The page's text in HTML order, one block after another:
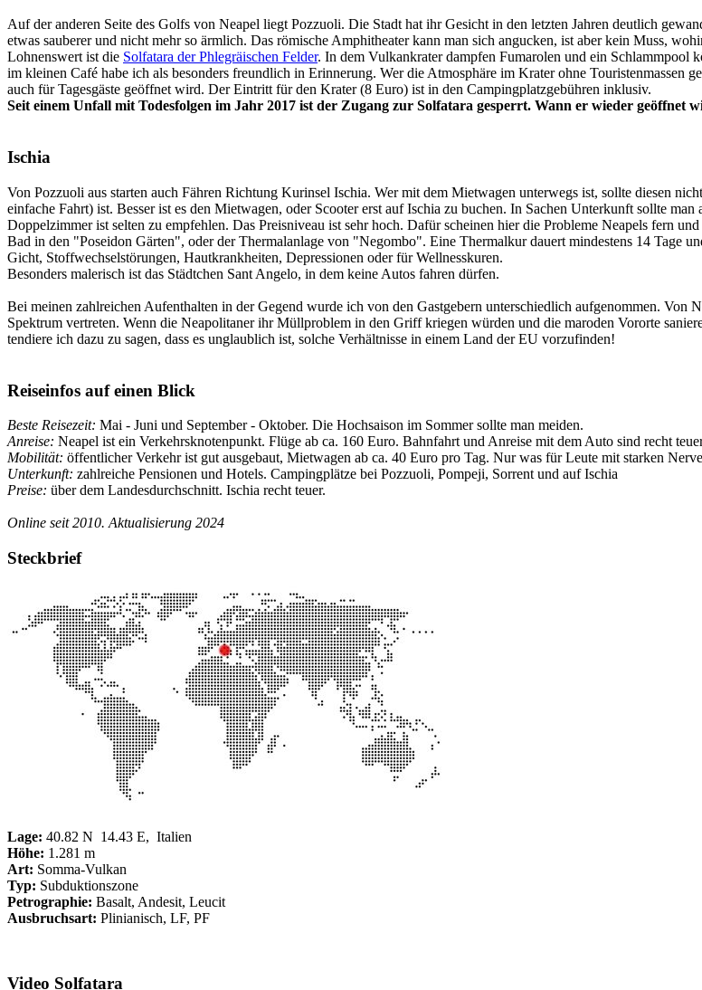
Auf der anderen Seite des Golfs von Neapel liegt Pozzuoli. Die Stadt hat ihr Gesicht in den letzten Jahren deutlich
etwas sauberer und nicht mehr so ärmlich. Das römische Amphitheater kann man sich angucken, ist aber kein Muss,
Lohnenswert ist die Solfatara der Phlegräischen Felder. In dem Vulkankrater dampfen Fumarolen und ein Schlammpool
im kleinen Café habe ich als besonders freundlich in Erinnerung. Wer die Atmosphäre im Krater ohne Touristenmassen
auch für Tagesgäste geöffnet wird. Der Eintritt für den Krater (8 Euro) ist in den Campingplatzgebühren inklusiv.
Seit einem Unfall mit Todesfolgen im Jahr 2017 ist der Zugang zur Solfatara gesperrt. Wann er wieder geöffnet
Ischia
Von Pozzuoli aus starten auch Fähren Richtung Kurinsel Ischia. Wer mit dem Mietwagen unterwegs ist, sollte diesen
einfache Fahrt) ist. Besser ist es den Mietwagen, oder Scooter erst auf Ischia zu buchen. In Sachen Unterkunft sollte
Doppelzimmer ist selten zu empfehlen. Das Preisniveau ist sehr hoch. Dafür scheinen hier die Probleme Neapels fern
Bad in den "Poseidon Gärten", oder der Thermalanlage von "Negombo". Eine Thermalkur dauert mindestens 14 Tage
Gicht, Stoffwechselstörungen, Hautkrankheiten, Depressionen oder für Wellnesskuren.
Besonders malerisch ist das Städtchen Sant Angelo, in dem keine Autos fahren dürfen.
Bei meinen zahlreichen Aufenthalten in der Gegend wurde ich von den Gastgebern unterschiedlich aufgenommen. Von
Spektrum vertreten. Wenn die Neapolitaner ihr Müllproblem in den Griff kriegen würden und die maroden Vororte
tendiere ich dazu zu sagen, dass es unglaublich ist, solche Verhältnisse in einem Land der EU vorzufinden!
Reiseinfos auf einen Blick
Beste Reisezeit: Mai - Juni und September - Oktober. Die Hochsaison im Sommer sollte man meiden.
Anreise: Neapel ist ein Verkehrsknotenpunkt. Flüge ab ca. 160 Euro. Bahnfahrt und Anreise mit dem Auto sind recht
Mobilität: öffentlicher Verkehr ist gut ausgebaut, Mietwagen ab ca. 40 Euro pro Tag. Nur was für Leute mit starken
Unterkunft: zahlreiche Pensionen und Hotels. Campingplätze bei Pozzuoli, Pompeji, Sorrent und auf Ischia
Preise: über dem Landesdurchschnitt. Ischia recht teuer.
Online seit 2010. Aktualisierung 2024
Steckbrief
Lage: 40.82 N 14.43 E, Italien
Höhe: 1.281 m
Art: Somma-Vulkan
Typ: Subduktionszone
Petrographie: Basalt, Andesit, Leucit
Ausbruchsart: Plinianisch, LF, PF
Video Solfatara